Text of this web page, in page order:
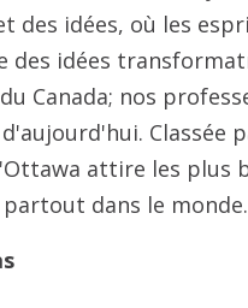
idées, où les
idées
Canada; nos
Classée
attire les plus
dans le monde.